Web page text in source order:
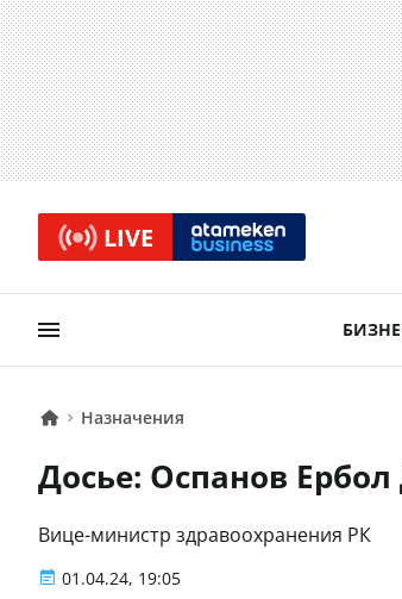
LIVE
Назначения
Досье: Оспанов
Вице-министр здравоохранения РК
01.04.24, 19:05